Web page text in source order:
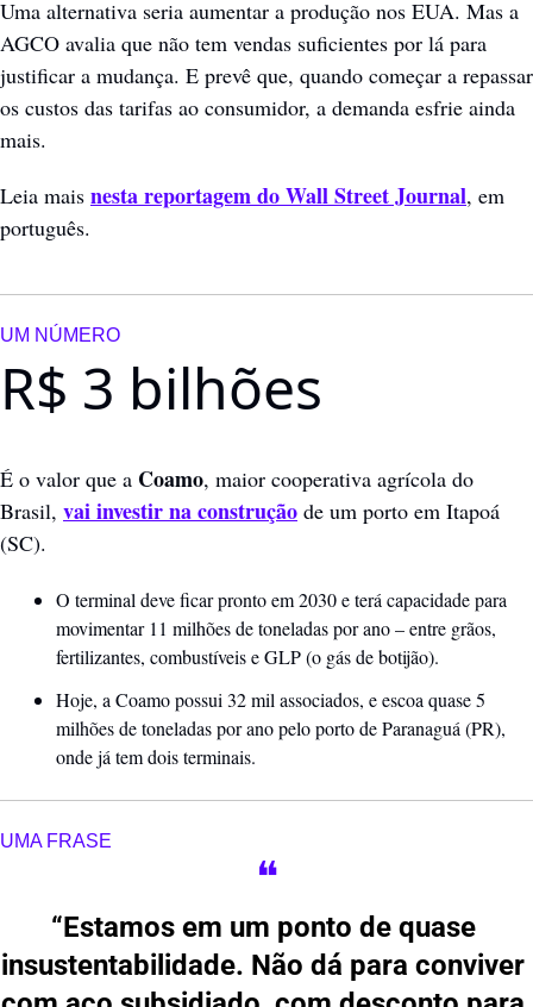
Uma alternativa seria aumentar a produção nos EUA. Mas a
AGCO avalia que não tem vendas suficientes por lá para
justificar a mudança. E prevê que, quando começar a repassar
os custos das tarifas ao consumidor, a demanda esfrie ainda
mais.
Leia mais nesta reportagem do Wall Street Journal, em
português.
UM NÚMERO
R$ 3 bilhões
É o valor que a Coamo, maior cooperativa agrícola do
Brasil, vai investir na construção de um porto em Itapoá
(SC).
O terminal deve ficar pronto em 2030 e terá capacidade para
movimentar 11 milhões de toneladas por ano – entre grãos,
fertilizantes, combustíveis e GLP (o gás de botijão).
Hoje, a Coamo possui 32 mil associados, e escoa quase 5
milhões de toneladas por ano pelo porto de Paranaguá (PR),
onde já tem dois terminais.
UMA FRASE
❝
“Estamos em um ponto de quase
insustentabilidade. Não dá para conviver